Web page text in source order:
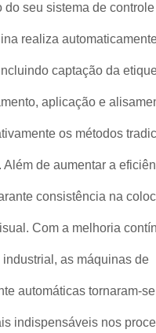
do seu sistema de controle
realiza
captação da
aplicação e
os métodos
de aumentar a
consistência na
Com a melhoria
as máquinas de
automáticas tornaram-se
indispensáveis nos